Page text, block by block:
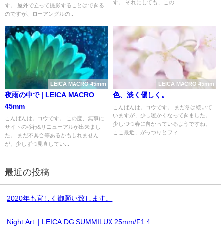
す。 屋外で立って撮影することはできる
のですが、ローアングルの...
す。 それにしても、この...
LEICA MACRO 45mm
夜雨の中で | LEICA MACRO
45mm
こんばんは。コウです。 この度、無事に
サイトの移行&リニューアルが出来まし
た。 まだ不具合等あるかもしれません
が、少しずつ見直してい...
LEICA MACRO 45mm
色、淡く優しく。
こんばんは。コウです。 まだ冬は続いて
いますが、少し暖かくなってきました。
少しづつ春に向かっているようですね。
ここ最近、がっつりとフィ...
最近の投稿
2020年も宜しく御願い致します。
Night Art. | LEICA DG SUMMILUX 25mm/F1.4